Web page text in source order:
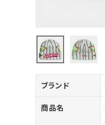
パンツ・ショーツ
COLLABORATION BRAND
ブランド
商品名